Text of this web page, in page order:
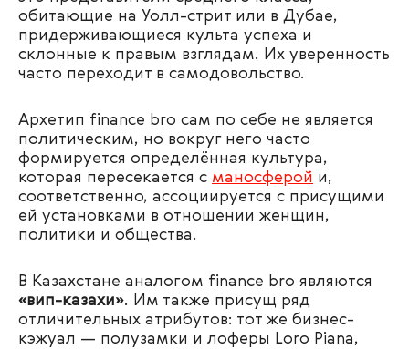
обитающие на Уолл-стрит или в Дубае,
придерживающиеся культа успеха и
склонные к правым взглядам. Их уверенность
часто переходит в самодовольство.
Архетип finance bro сам по себе не является
политическим, но вокруг него часто
формируется определённая культура,
которая пересекается с маносферой и,
соответственно, ассоциируется с присущими
ей установками в отношении женщин,
политики и общества.
В Казахстане аналогом finance bro являются
«вип-казахи». Им также присущ ряд
отличительных атрибутов: тот же бизнес-
кэжуал — полузамки и лоферы Loro Piana,